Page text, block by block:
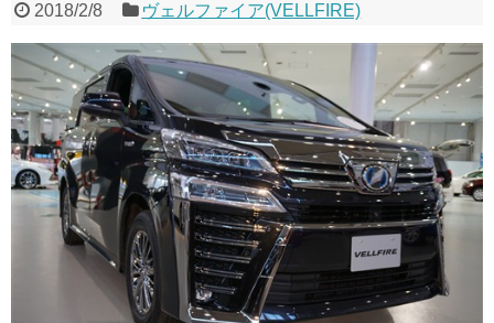
2018/2/8 ヴェルファイア(VELLFIRE)